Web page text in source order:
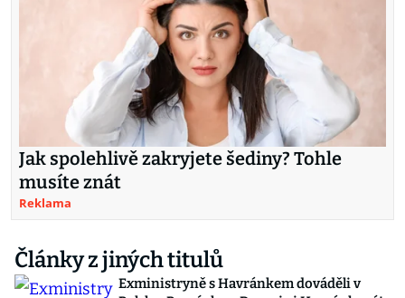
Jak spolehlivě zakryjete šediny? Tohle
musíte znát
Reklama
Články z jiných titulů
Exministryně s Havránkem dováděli v